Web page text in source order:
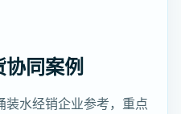
同案例
水经销企业参考，重点